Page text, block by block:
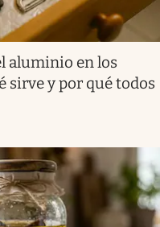
aluminio en los
sirve y por qué todos